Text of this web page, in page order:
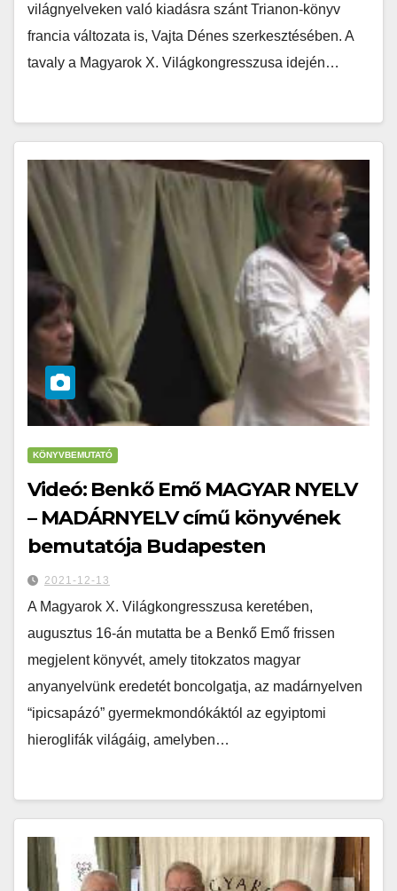
világnyelveken való kiadásra szánt Trianon-könyv
francia változata is, Vajta Dénes szerkesztésében. A
tavaly a Magyarok X. Világkongresszusa idején…
KÖNYVBEMUTATÓ
Videó: Benkő Emő MAGYAR NYELV
– MADÁRNYELV című könyvének
bemutatója Budapesten
2021-12-13
A Magyarok X. Világkongresszusa keretében,
augusztus 16-án mutatta be a Benkő Emő frissen
megjelent könyvét, amely titokzatos magyar
anyanyelvünk eredetét boncolgatja, az madárnyelven
“ipicsapázó” gyermekmondókáktól az egyiptomi
hieroglifák világáig, amelyben…